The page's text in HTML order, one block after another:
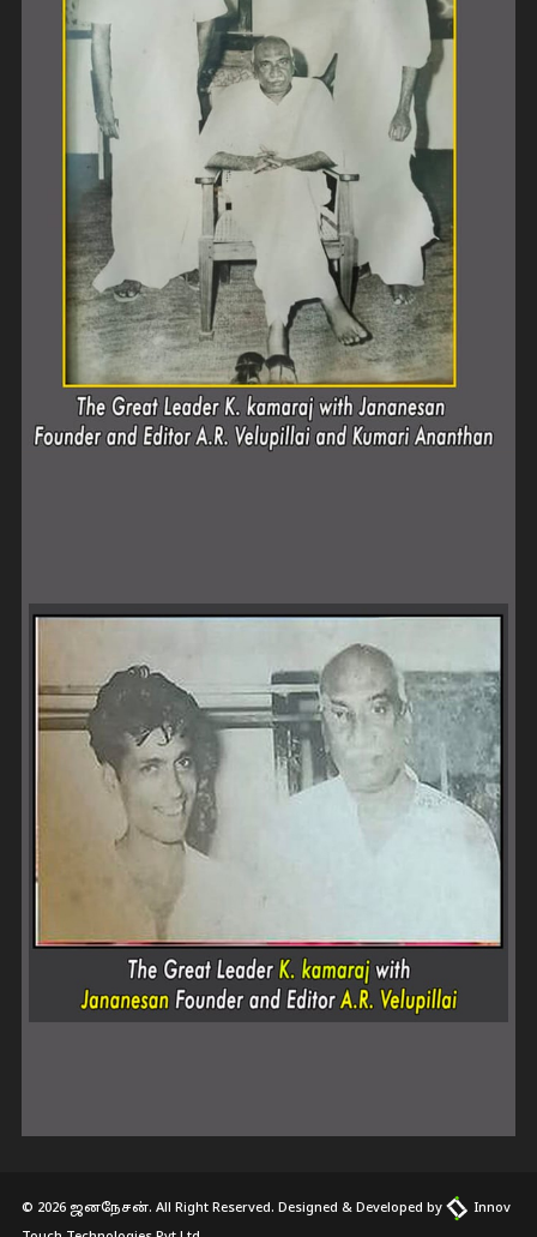
© 2026 ஜனநேசன். All Right Reserved. Designed & Developed by
Innov